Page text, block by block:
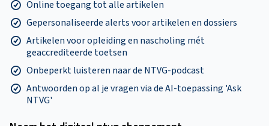
Online toegang tot alle artikelen
Gepersonaliseerde alerts voor artikelen en dossiers
Artikelen voor opleiding en nascholing mét
geaccrediteerde toetsen
Onbeperkt luisteren naar de NTVG-podcast
Antwoorden op al je vragen via de AI-toepassing 'Ask
NTVG'